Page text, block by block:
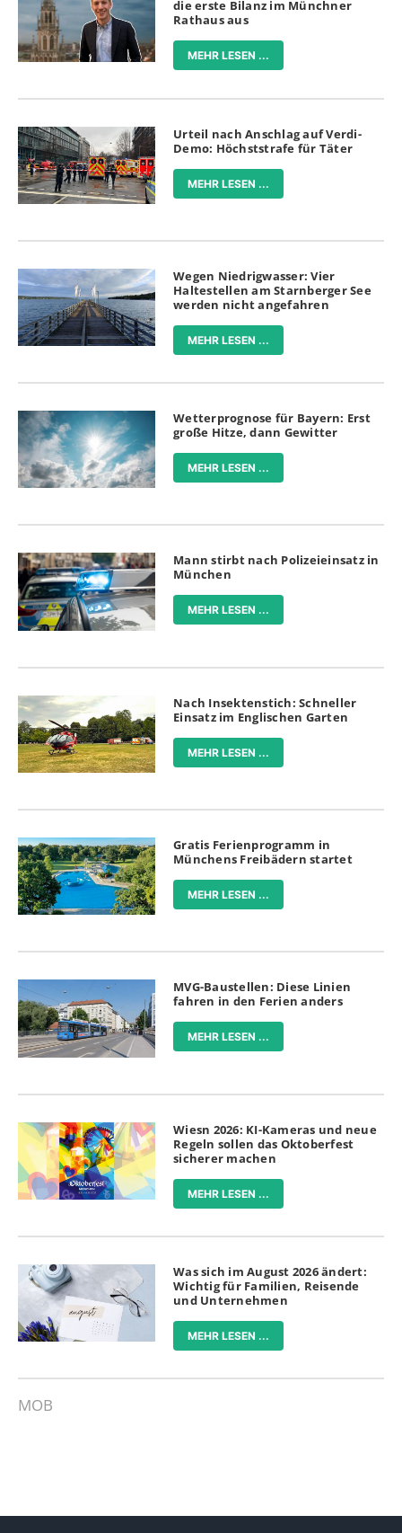
die erste Bilanz im Münchner
Rathaus aus
MEHR LESEN ...
Urteil nach Anschlag auf Verdi-
Demo: Höchststrafe für Täter
MEHR LESEN ...
Wegen Niedrigwasser: Vier
Haltestellen am Starnberger See
werden nicht angefahren
MEHR LESEN ...
Wetterprognose für Bayern: Erst
große Hitze, dann Gewitter
MEHR LESEN ...
Mann stirbt nach Polizeieinsatz in
München
MEHR LESEN ...
Nach Insektenstich: Schneller
Einsatz im Englischen Garten
MEHR LESEN ...
Gratis Ferienprogramm in
Münchens Freibädern startet
MEHR LESEN ...
MVG-Baustellen: Diese Linien
fahren in den Ferien anders
MEHR LESEN ...
Wiesn 2026: KI-Kameras und neue
Regeln sollen das Oktoberfest
sicherer machen
MEHR LESEN ...
Was sich im August 2026 ändert:
Wichtig für Familien, Reisende
und Unternehmen
MEHR LESEN ...
MOB